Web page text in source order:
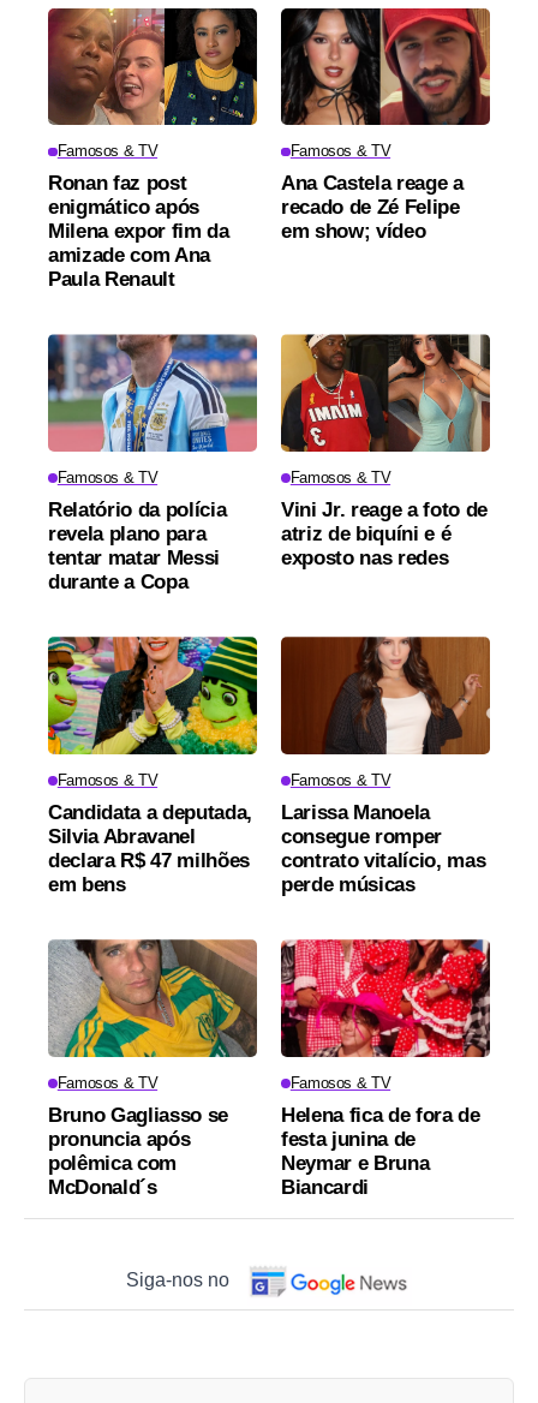
Famosos & TV
Ronan faz post
enigmático após
Milena expor fim da
amizade com Ana
Paula Renault
Famosos & TV
Ana Castela reage a
recado de Zé Felipe
em show; vídeo
Famosos & TV
Relatório da polícia
revela plano para
tentar matar Messi
durante a Copa
Famosos & TV
Vini Jr. reage a foto de
atriz de biquíni e é
exposto nas redes
Famosos & TV
Candidata a deputada,
Silvia Abravanel
declara R$ 47 milhões
em bens
Famosos & TV
Larissa Manoela
consegue romper
contrato vitalício, mas
perde músicas
Famosos & TV
Bruno Gagliasso se
pronuncia após
polêmica com
McDonald´s
Famosos & TV
Helena fica de fora de
festa junina de
Neymar e Bruna
Biancardi
Siga-nos no